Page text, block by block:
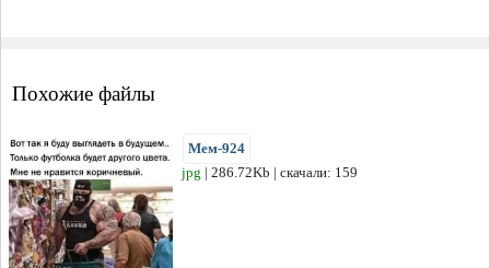
Похожие файлы
Мем-924
jpg | 286.72Kb | скачали: 159